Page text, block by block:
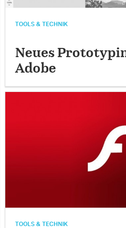
TOOLS & TECHNIK
Neues
Adobe
TOOLS & TECHNIK